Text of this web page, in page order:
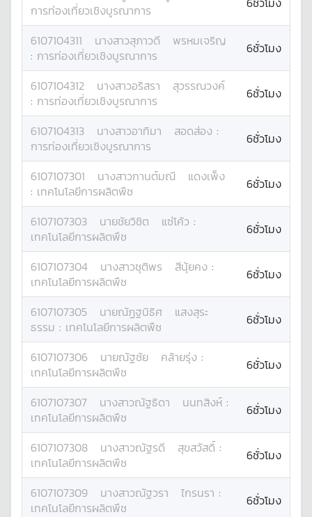
การท่องเที่ยวเชิงบูรณาการ
6107104311 นางสาวสุภาวดี
พรหมเจริญ
: การท่องเที่ยวเชิงบูรณาการ 6ชั่วโมง
6107104312 นางสาวอริสรา
สุวรรณวงค์
: การท่องเที่ยวเชิงบูรณาการ 6ชั่วโมง
6107104313 นางสาวอาทิมา สอดส่อง :
การท่องเที่ยวเชิงบูรณาการ
6ชั่วโมง
6107107301 นางสาวกานต์มณี
แดงเพ็ง
: เทคโนโลยีการผลิตพืช 6ชั่วโมง
6107107303 นายชัยวิชิต แซ่โค้ว :
เทคโนโลยีการผลิตพืช
6ชั่วโมง
6107107304 นางสาวชุติพร สีนุ้ยคง :
เทคโนโลยีการผลิตพืช
6ชั่วโมง
6107107305 นายณัฏฐนิธิศ
แสงสุระ
ธรรม : เทคโนโลยีการผลิตพืช 6ชั่วโมง
6107107306 นายณัฐชัย คล้ายรุ่ง :
เทคโนโลยีการผลิตพืช
6ชั่วโมง
6107107307 นางสาวณัฐธิดา นนทสิงห์ :
เทคโนโลยีการผลิตพืช
6ชั่วโมง
6107107308 นางสาวณัฐรดี สุขสวัสดิ์ :
เทคโนโลยีการผลิตพืช
6ชั่วโมง
6107107309 นางสาวณัฐวรา ไกรนรา :
เทคโนโลยีการผลิตพืช
6ชั่วโมง